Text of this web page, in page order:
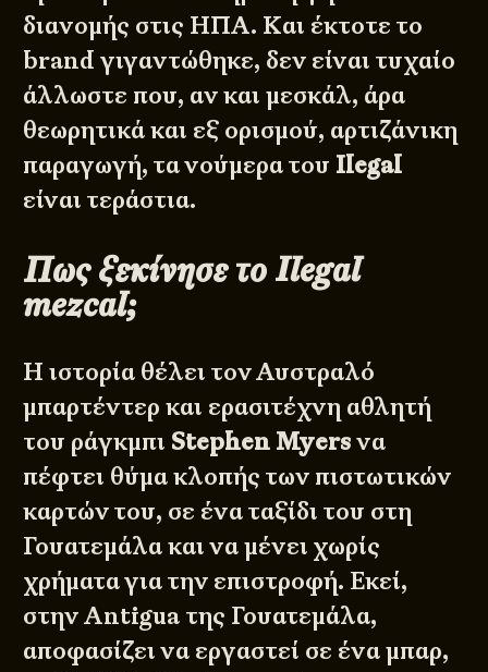
διανομής στις ΗΠΑ. Και έκτοτε το
brand γιγαντώθηκε, δεν είναι τυχαίο
άλλωστε που, αν και μεσκάλ, άρα
θεωρητικά και εξ ορισμού, αρτιζάνικη
παραγωγή, τα νούμερα του Ilegal
είναι τεράστια.
Πως ξεκίνησε το Ilegal
mezcal;
Η ιστορία θέλει τον Αυστραλό
μπαρτέντερ και ερασιτέχνη αθλητή
του ράγκμπι Stephen Myersνα
πέφτει θύμα κλοπής των πιστωτικών
καρτών του, σε ένα ταξίδι του στη
Γουατεμάλα και να μένει χωρίς
χρήματα για την επιστροφή. Εκεί,
στην Antigua της Γουατεμάλα,
αποφασίζει να εργαστεί σε ένα μπαρ,